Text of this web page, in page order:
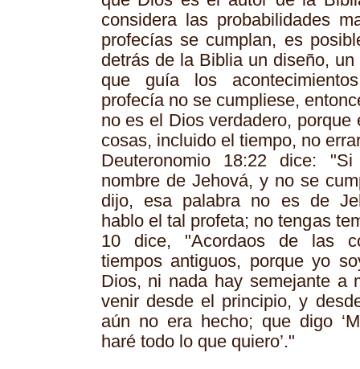
considera las probabilidades
profecías se cumplan, es
detrás de la Biblia un diseño,
que guía los
profecía no se cumpliese,
no es el Dios verdadero, porque
cosas, incluido el tiempo, no
Deuteronomio 18:22 dice:
nombre de Jehová, y no se
dijo, esa palabra no es de
hablo el tal profeta; no tengas
10 dice, "Acordaos de las
tiempos antiguos, porque yo
Dios, ni nada hay semejante a
venir desde el principio, y
aún no era hecho; que digo
haré todo lo que quiero’."